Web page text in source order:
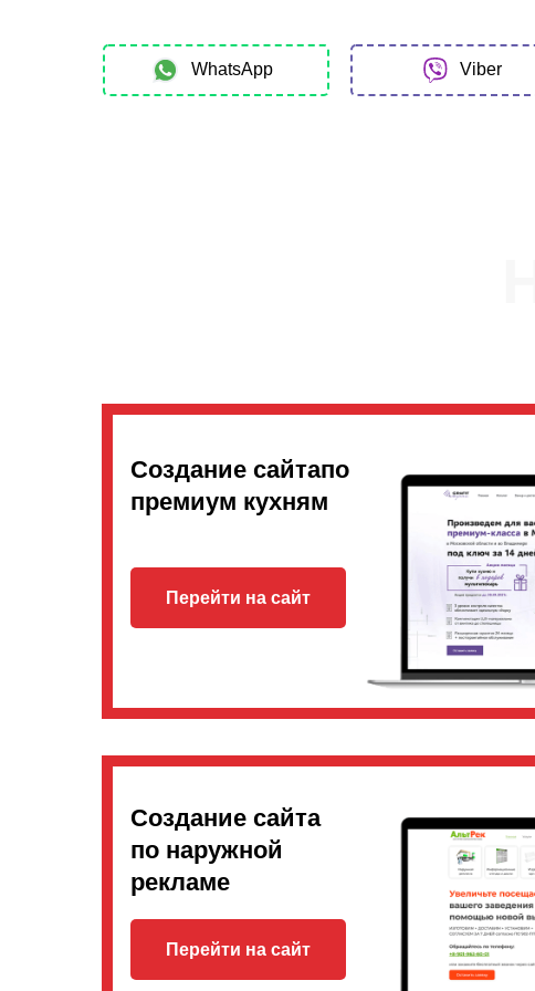
WhatsApp Viber
Создание сайта
по наружной
рекламе
Перейти на сайт
Создание сайтапо
премиум кухням
Перейти на сайт